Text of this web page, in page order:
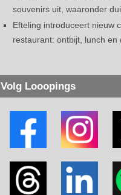
souvenirs uit, waaronder
Efteling introduceert nieuw
restaurant: ontbijt, lunch en
Volg Looopings